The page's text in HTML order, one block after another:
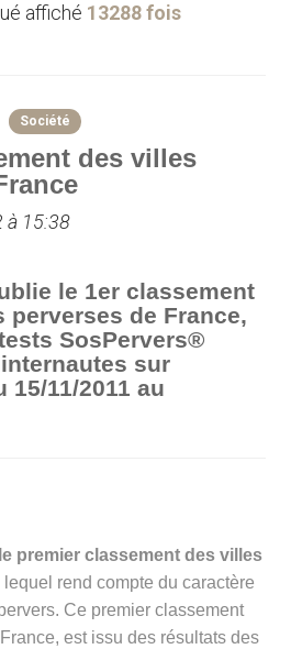
affiché 13288 fois
Société
des villes
à 15:38
le 1er classement
perverses de France,
SosPervers®
sur
11/2011 au
premier classement des villes
lequel rend compte du caractère
Ce premier classement
est issu des résultats des